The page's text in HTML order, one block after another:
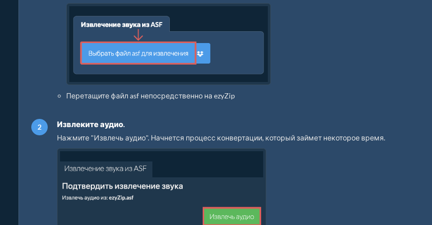
Перетащите файл asf непосредственно на ezyZip
Извлеките аудио.
Нажмите "Извлечь аудио". Начнется процесс конвертации, который займет некоторое время.